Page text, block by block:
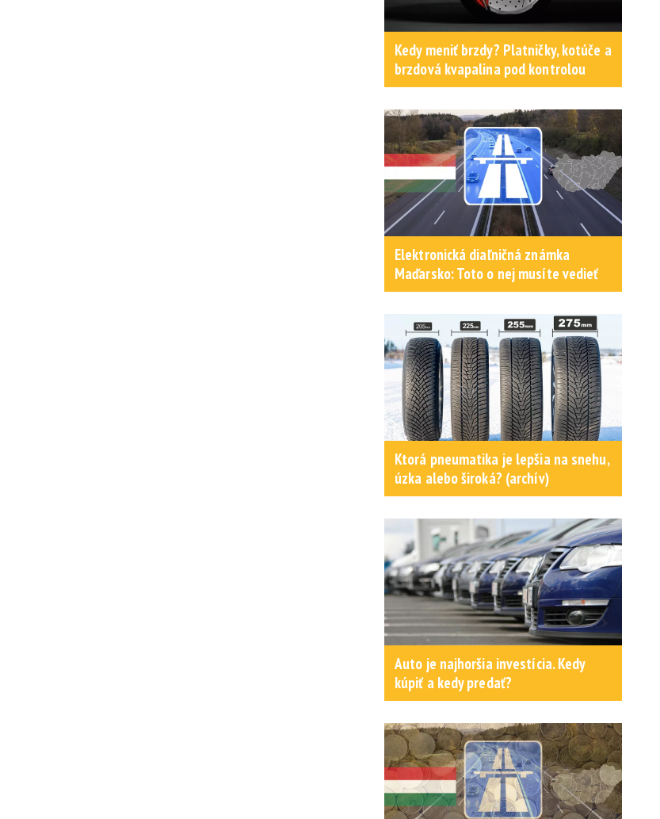
Kedy meniť brzdy? Platničky, kotúče a
brzdová kvapalina pod kontrolou
Elektronická diaľničná známka
Maďarsko: Toto o nej musíte vedieť
Ktorá pneumatika je lepšia na snehu,
úzka alebo široká? (archív)
Auto je najhoršia investícia. Kedy
kúpiť a kedy predať?